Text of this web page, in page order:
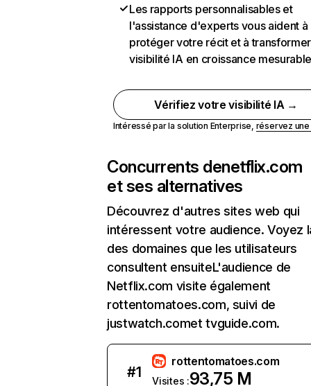
Les rapports personnalisables et
l'assistance d'experts vous aident à
protéger votre récit et à
visibilité IA en croissance
Vérifiez votre visibilité IA →
Intéressé par la solution Enterprise, réservez
Concurrents denetflix.com
et ses alternatives
Découvrez d'autres sites web qui
intéressent votre audience. Voyez
des domaines que les utilisateurs
consultent ensuiteL'audience de
Netflix.com visite également
rottentomatoes.com, suivi de
justwatch.comet tvguide.com.
#1
rottentomatoes.com
Visites :93,75 M